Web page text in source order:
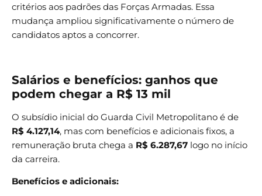
critérios aos padrões das Forças Armadas. Essa
mudança ampliou significativamente o número de
candidatos aptos a concorrer.
Salários e benefícios: ganhos que
podem chegar a R$ 13 mil
O subsídio inicial do Guarda Civil Metropolitano é de
R$ 4.127,14, mas com benefícios e adicionais fixos, a
remuneração bruta chega a R$ 6.287,67 logo no início
da carreira.
Benefícios e adicionais: